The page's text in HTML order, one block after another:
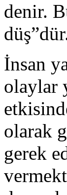
denir.
İnsan
olaylar
olarak
gerek